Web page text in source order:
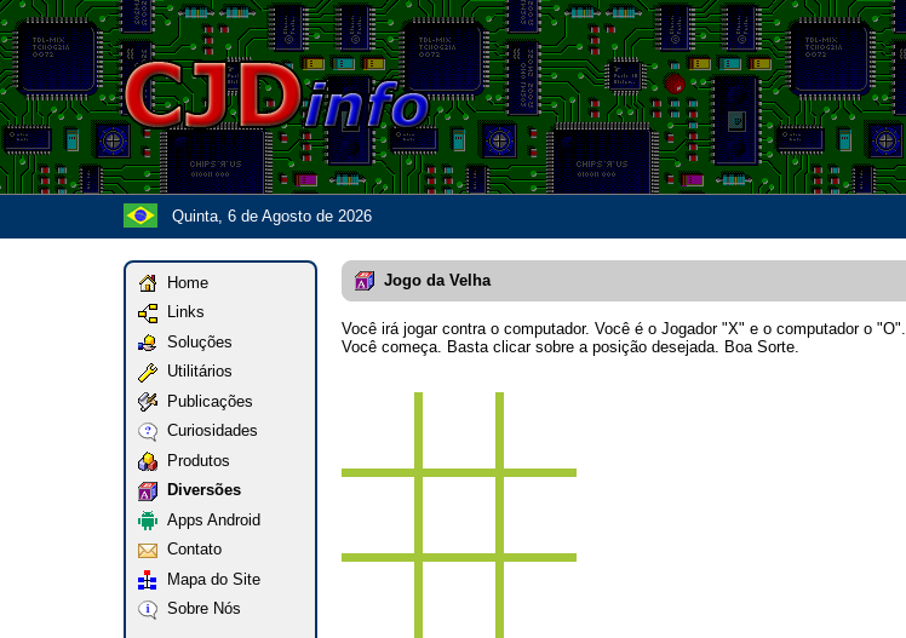
Quinta, 6 de Agosto de 2026
Home
Links
Soluções
Utilitários
Publicações
Curiosidades
Produtos
Diversões
Apps Android
Contato
Mapa do Site
Sobre Nós
Jogo da Velha
Você irá jogar contra o computador. Você é o Jogador "X" e o computador o "O".
Você começa. Basta clicar sobre a posição desejada. Boa Sorte.